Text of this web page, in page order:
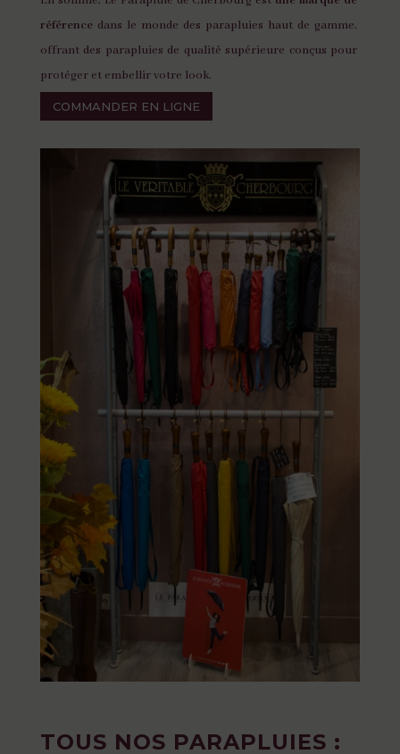
référencedans le monde des parapluies haut de gamme,
offrant des parapluies de qualité supérieure conçus pour
protéger et embellir votre look.
COMMANDER EN LIGNE
TOUS NOS PARAPLUIES :